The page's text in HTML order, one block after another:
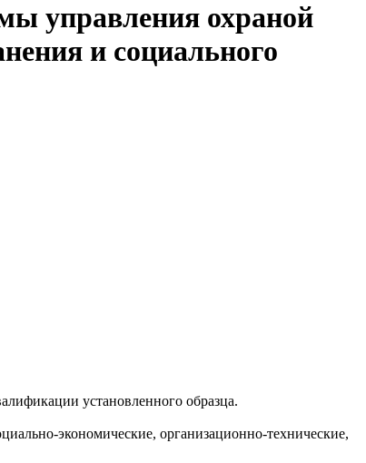
управления охраной
и социального
установленного образца.
экономические, организационно-технические,